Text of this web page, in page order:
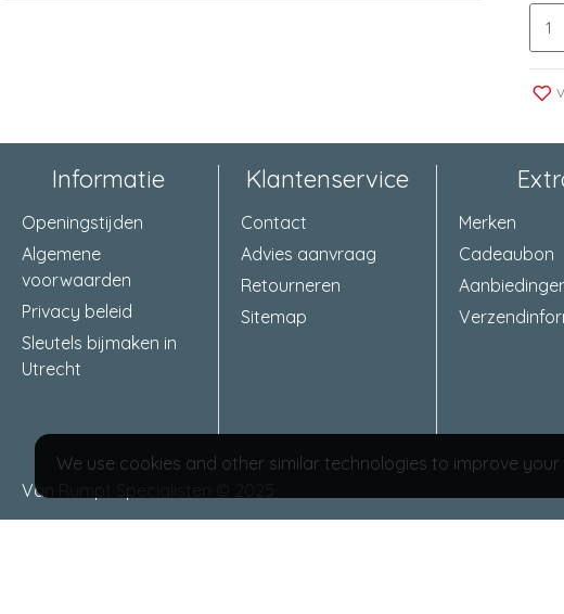
Informatie
Openingstijden
Algemene
voorwaarden
Privacy beleid
Sleutels bijmaken in
Utrecht
Klantenservice
Contact
Advies aanvraag
Retourneren
Sitemap
Merken
Cadeaubon
Van Rumpt Specialisten © 2025
We use cookies and other similar technologies to improve